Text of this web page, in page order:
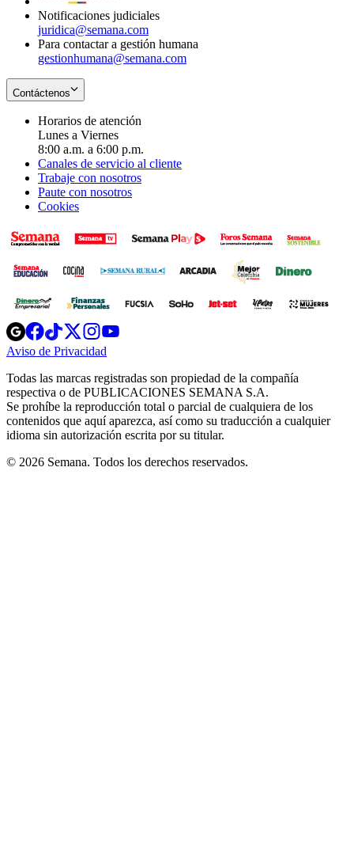
Notificaciones judiciales
juridica@semana.com
Para contactar a gestión humana
gestionhumana@semana.com
Contáctenos
Horarios de atención
Lunes a Viernes
8:00 a.m. a 6:00 p.m.
Canales de servicio al cliente
Trabaje con nosotros
Paute con nosotros
Cookies
Opens
in
new
Opens
in
new
Opens
in
new
window
Opens
new
windowwindow
Aviso de Privacidad
new
window
Todas las marcas registradas son propiedad de la compañía
respectiva o de PUBLICACIONES SEMANA S.A.
Se prohíbe la reproducción total o parcial de cualquiera de los
contenidos que aquí aparezca, así como su traducción a cualquier
idioma sin autorización escrita por su titular.
© 2026 Semana. Todos los derechos reservados.